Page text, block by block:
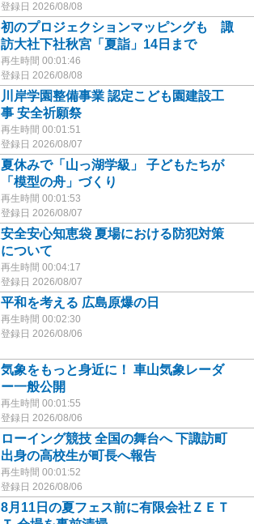
登録日 2026/08/08
初のプロジェクションマッピングも 諏
訪大社下社秋宮「夏詣」14日まで
再生時間 00:01:46
登録日 2026/08/08
川岸学園整備事業 認定こども園建設工
事 安全祈願祭
再生時間 00:01:51
登録日 2026/08/07
夏休みで「山っ湖学級」 子どもたちが
「模型の舟」づくり
再生時間 00:01:53
登録日 2026/08/07
安全安心知恵袋 夏場における防犯対策
について
再生時間 00:04:17
登録日 2026/08/07
平和を考える 広島原爆の日
再生時間 00:02:30
登録日 2026/08/06
気象をもっと身近に！ 車山気象レーダ
ー一般公開
再生時間 00:01:55
登録日 2026/08/06
ローイング競技 全国の舞台へ 下諏訪町
出身の高校生が町長へ報告
再生時間 00:01:52
登録日 2026/08/06
8月11日の夏フェス前に有限会社ＺＥＴ